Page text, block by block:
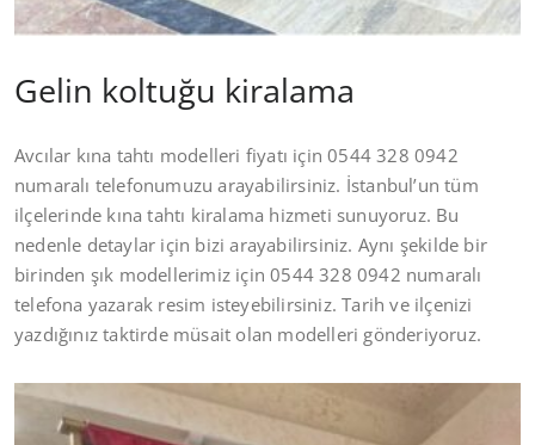
Gelin koltuğu kiralama
Avcılar kına tahtı modelleri fiyatı için 0544 328 0942
numaralı telefonumuzu arayabilirsiniz. İstanbul’un tüm
ilçelerinde kına tahtı kiralama hizmeti sunuyoruz. Bu
nedenle detaylar için bizi arayabilirsiniz. Aynı şekilde bir
birinden şık modellerimiz için 0544 328 0942 numaralı
telefona yazarak resim isteyebilirsiniz. Tarih ve ilçenizi
yazdığınız taktirde müsait olan modelleri gönderiyoruz.